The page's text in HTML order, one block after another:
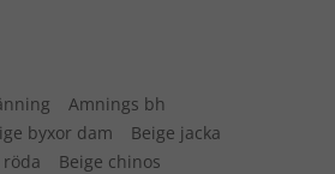
Amnings bh
byxor dam
Beige jacka
Beige chinos